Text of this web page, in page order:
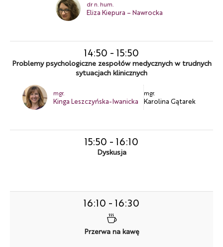
dr n. hum.
Eliza Kiepura – Nawrocka
14:50 - 15:50
Problemy psychologiczne zespołów medycznych w trudnych
sytuacjach klinicznych
mgr.
Kinga Leszczyńska-Iwanicka
mgr.
Karolina Gątarek
15:50 - 16:10
Dyskusja
16:10 - 16:30
Przerwa na kawę